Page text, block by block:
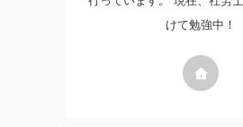
けて勉強中！